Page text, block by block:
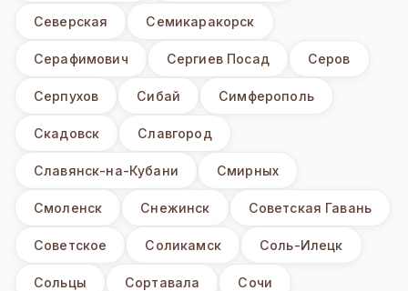
Северская Семикаракорск
Серафимович Сергиев Посад Серов
Серпухов Сибай Симферополь
Скадовск Славгород
Славянск-на-Кубани Смирных
Смоленск Снежинск Советская Гавань
Советское Соликамск Соль-Илецк
Сольцы Сортавала Сочи